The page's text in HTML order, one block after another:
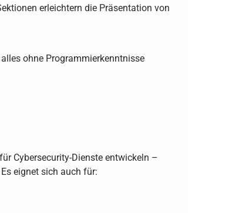
erleichtern die Präsentation von
ohne Programmierkenntnisse
Cybersecurity-Dienste entwickeln –
eignet sich auch für: